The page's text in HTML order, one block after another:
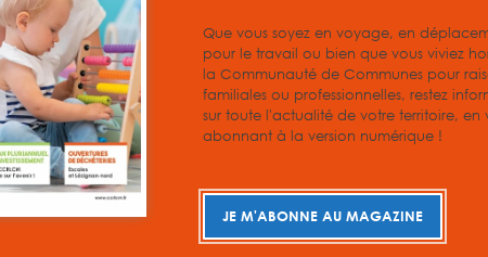
Que vous soyez en voyage, en
pour le travail ou bien que vous viviez
la Communauté de Communes pour
familiales ou professionnelles, restez
sur toute l'actualité de votre territoire, en
abonnant à la version numérique !
JE M'ABONNE AU MAGAZINE